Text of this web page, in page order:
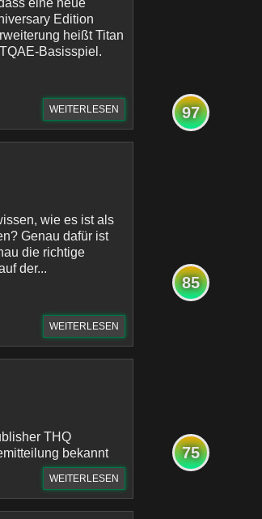
eine neue
Edition
heißt Titan
Basisspiel.
WEITERLESEN
wie es ist als
Genau dafür ist
die richtige
der...
WEITERLESEN
THQ
bekannt
WEITERLESEN
97
85
75